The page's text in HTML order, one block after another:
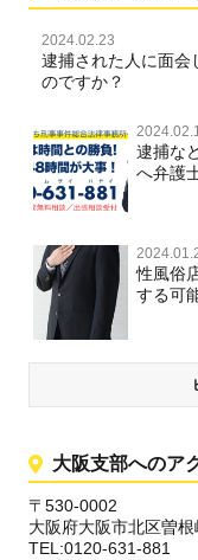
2024.02.23
逮捕された人に面
のですか？
逮捕な
へ弁護
性風俗
する可
大阪支部へのア
〒530-0002
大阪府大阪市北区曽
TEL:0120-631-881